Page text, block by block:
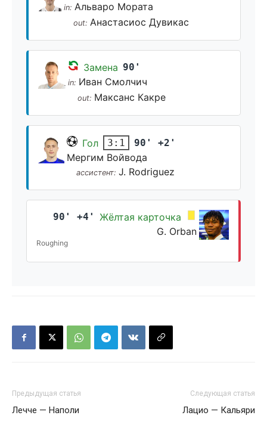
in: Альваро Мората
out: Анастасиос Дувикас
Замена 90'
in: Иван Смолчич
out: Максанс Какре
Гол 3:1 90' +2'
Мергим Войвода
ассистент: J. Rodriguez
90' +4'
Жёлтая карточка
G. Orban
Roughing
Предыдущая статья
Лечче — Наполи
Следующая статья
Лацио — Кальяри